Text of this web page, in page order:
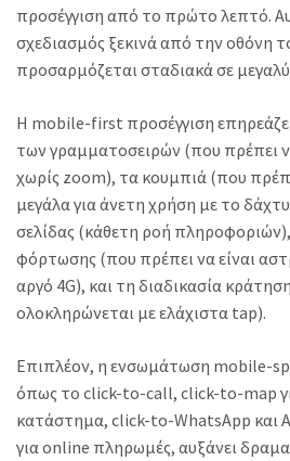
προσέγγιση από το πρώτο λεπτό.
σχεδιασμός ξεκινά από την οθόνη
προσαρμόζεται σταδιακά σε
Η mobile-first προσέγγιση
των γραμματοσειρών (που πρέπει
χωρίς zoom), τα κουμπιά (που
μεγάλα για άνετη χρήση με το
σελίδας (κάθετη ροή
φόρτωσης (που πρέπει να είναι
αργό 4G), και τη διαδικασία
ολοκληρώνεται με ελάχιστα tap).
Επιπλέον, η ενσωμάτωση mobile-
όπως το click-to-call, click-to-map
κατάστημα, click-to-WhatsApp και
για online πληρωμές, αυξάνει